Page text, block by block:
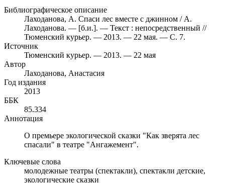
Библиографическое описание
Лаходанова, А. Спаси лес вместе с джинном / А.
Лаходанова. — [б.и.]. — Текст : непосредственный //
Тюменский курьер. — 2013. — 22 мая. — С. 7.
Источник
Тюменский курьер. — 2013. — 22 мая
Автор
Лаходанова, Анастасия
Год издания
2013
ББК
85.334
Аннотация
О премьере экологической сказки "Как зверята лес
спасали" в театре "Ангажемент".
Ключевые слова
молодежные театры (спектакли), спектакли детские,
экологические сказки